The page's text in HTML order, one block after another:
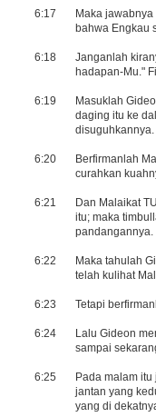
6:17
Maka
bahwa Engkau
6:18
Janganlah
hadapan-Mu."
6:19
Masuklah
daging itu ke
disuguhkannya.
6:20
Berfirmanlah
curahkan
6:21
Dan Malaikat
itu; maka
pandangannya.
6:22
Maka tahulah
telah kulihat
6:23 Tetapi
6:24
Lalu Gideon
sampai
6:25
Pada malam
jantan yang
yang di